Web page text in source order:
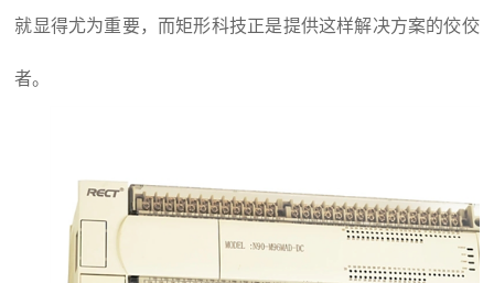
就显得尤为重要，而矩形科技正是提供这样解决方案的佼佼
者。